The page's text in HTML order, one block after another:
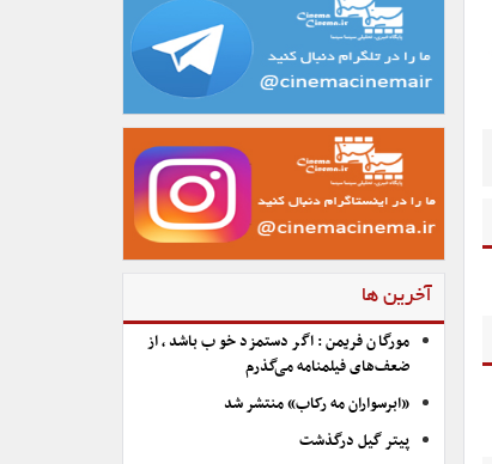
آخرین ها
مورگان فریمن: اگر دستمزد خوب باشد، از
ضعف‌های فیلمنامه می‌گذرم
«ابرسواران مه رکاب» منتشر شد
پیتر گیل درگذشت